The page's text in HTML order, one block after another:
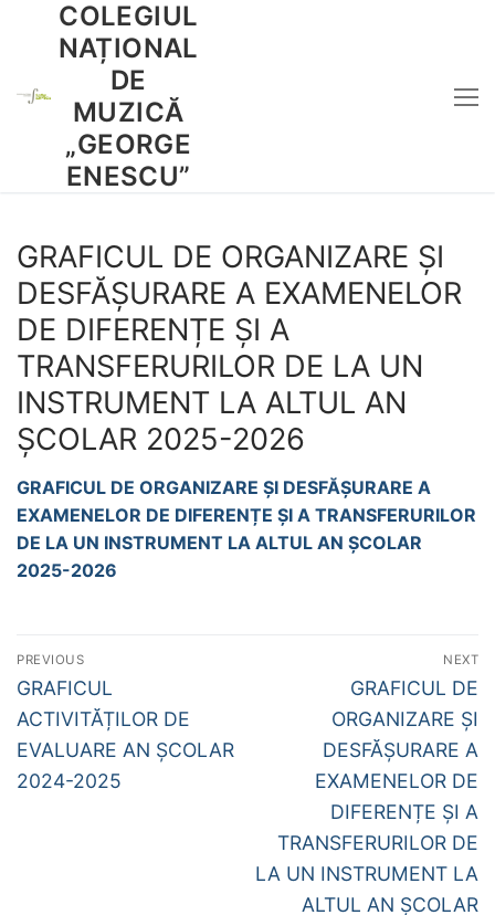
COLEGIUL
NAȚIONAL
DE
MUZICĂ
„GEORGE
ENESCU”
GRAFICUL DE ORGANIZARE ȘI
DESFĂȘURARE A EXAMENELOR
DE DIFERENȚE ȘI A
TRANSFERURILOR DE LA UN
INSTRUMENT LA ALTUL AN
ȘCOLAR 2025-2026
GRAFICUL DE ORGANIZARE ȘI DESFĂȘURARE A
EXAMENELOR DE DIFERENȚE ȘI A TRANSFERURILOR
DE LA UN INSTRUMENT LA ALTUL AN ȘCOLAR
2025-2026
Navigare
în
articole
PREVIOUS
Previous
post:
GRAFICUL
ACTIVITĂȚILOR DE
EVALUARE AN ȘCOLAR
2024-2025
NEXT
Next
post:
GRAFICUL DE
ORGANIZARE ȘI
DESFĂȘURARE A
EXAMENELOR DE
DIFERENȚE ȘI A
TRANSFERURILOR DE
LA UN INSTRUMENT LA
ALTUL AN ȘCOLAR